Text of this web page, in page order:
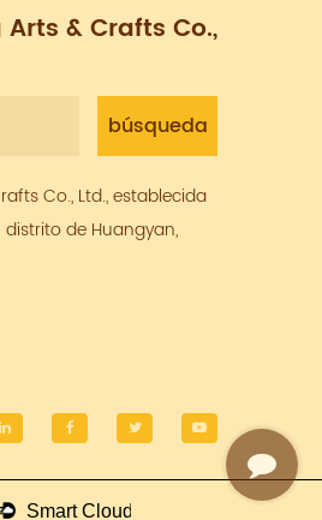
& Crafts Co.,
Co., Ltd., establecida
de Huangyan,